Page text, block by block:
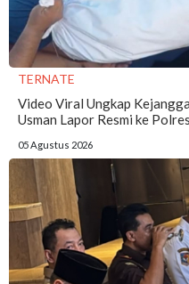
TERNATE
Video Viral Ungkap
Usman Lapor Resmi ke
05 Agustus 2026